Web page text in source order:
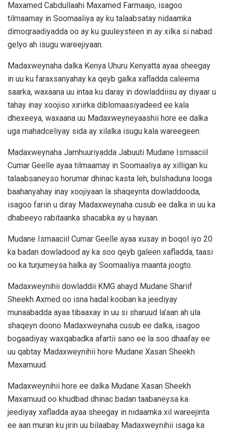
Maxamed Cabdullaahi Maxamed Farmaajo, isagoo
tilmaamay in Soomaaliya ay ku talaabsatay nidaamka
dimoqraadiyadda oo ay ku guuleysteen in ay xilka si nabad
gelyo ah isugu wareejiyaan.
Madaxweynaha dalka Kenya Uhuru Kenyatta ayaa sheegay
in uu ku faraxsanyahay ka qeyb galka xafladda caleema
saarka, waxaana uu intaa ku daray in dowladdiisu ay diyaar u
tahay inay xoojiso xiriirka diblomaasiyadeed ee kala
dhexeeya, waxaana uu Madaxweyneyaashii hore ee dalka
uga mahadceliyay sida ay xilalka isugu kala wareegeen.
Madaxweynaha Jamhuuriyadda Jabuuti Mudane Ismaaciil
Cumar Geelle ayaa tilmaamay in Soomaaliya ay xilligan ku
talaabsaneyso horumar dhinac kasta leh, bulshaduna looga
baahanyahay inay xoojiyaan la shaqeynta dowladdooda,
isagoo fariin u diray Madaxweynaha cusub ee dalka in uu ka
dhabeeyo rabitaanka shacabka ay u hayaan.
Mudane Ismaaciil Cumar Geelle ayaa xusay in boqol iyo 20
ka badan dowladood ay ka soo qeyb galeen xafladda, taasi
oo ka turjumeysa halka ay Soomaaliya maanta joogto.
Madaxweynihii dowladdii KMG ahayd Mudane Shariif
Sheekh Axmed oo isna hadal kooban ka jeediyay
munaabadda ayaa tibaaxay in uu si sharuud la’aan ah ula
shaqeyn doono Madaxweynaha cusub ee dalka, isagoo
bogaadiyay waxqabadka afartii sano ee la soo dhaafay ee
uu qabtay Madaxweynihii hore Mudane Xasan Sheekh
Maxamuud.
Madaxweynihii hore ee dalka Mudane Xasan Sheekh
Maxamuud oo khudbad dhinac badan taabaneysa ka
jeediyay xafladda ayaa sheegay in nidaamka xil wareejinta
ee aan muran ku jirin uu bilaabay Madaxweynihii isaga ka